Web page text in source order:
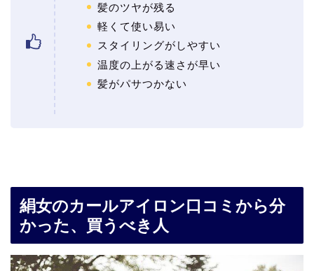
髪のツヤが残る
軽くて使い易い
スタイリングがしやすい
温度の上がる速さが早い
髪がパサつかない
絹女のカールアイロン口コミから分
かった、買うべき人